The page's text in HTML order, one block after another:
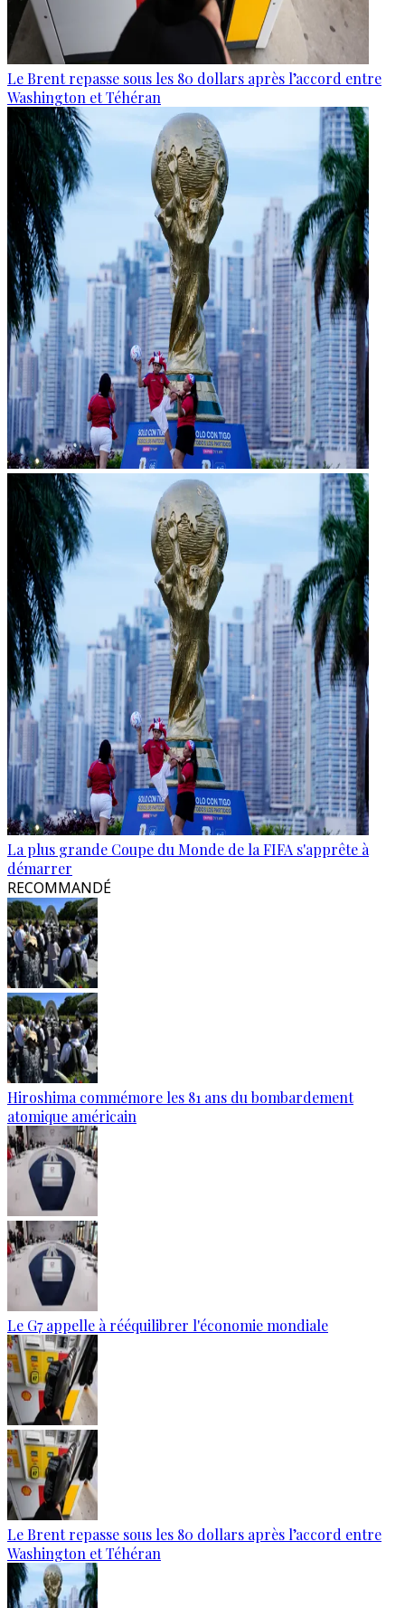
Le Brent repasse sous les 80 dollars après l’accord entre
Washington et Téhéran
La plus grande Coupe du Monde de la FIFA s'apprête à
démarrer
RECOMMANDÉ
Hiroshima commémore les 81 ans du bombardement
atomique américain
Le G7 appelle à rééquilibrer l'économie mondiale
Le Brent repasse sous les 80 dollars après l’accord entre
Washington et Téhéran